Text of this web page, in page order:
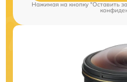
Нажимая на кнопку "Оставить